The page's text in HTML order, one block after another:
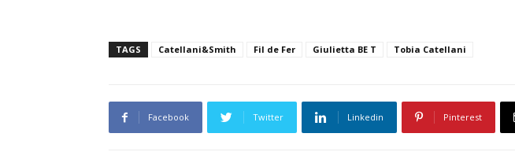
TAGS Catellani&Smith Fil de Fer Giulietta BE T Tobia Catellani
Facebook Twitter Linkedin Pinterest